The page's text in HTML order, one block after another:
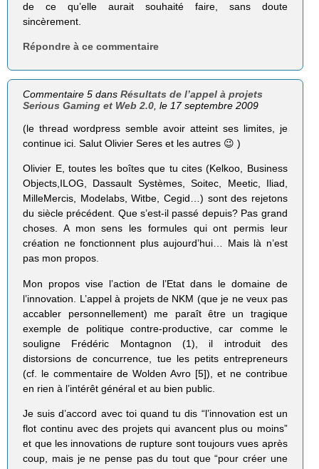
de ce qu’elle aurait souhaité faire, sans doute
sincèrement.
Répondre à ce commentaire
Commentaire 5 dansRésultats de l’appel à projets
Serious Gaming et Web 2.0, le 17 septembre 2009
(le thread wordpress semble avoir atteint ses limites, je
continue ici. Salut Olivier Seres et les autres 😉 )
Olivier E, toutes les boîtes que tu cites (Kelkoo, Business
Objects,ILOG, Dassault Systèmes, Soitec, Meetic, Iliad,
MilleMercis, Modelabs, Witbe, Cegid…) sont des rejetons
du siècle précédent. Que s’est-il passé depuis? Pas grand
choses. A mon sens les formules qui ont permis leur
création ne fonctionnent plus aujourd’hui… Mais là n’est
pas mon propos.
Mon propos vise l’action de l’Etat dans le domaine de
l’innovation. L’appel à projets de NKM (que je ne veux pas
accabler personnellement) me paraît être un tragique
exemple de politique contre-productive, car comme le
souligne Frédéric Montagnon (1), il introduit des
distorsions de concurrence, tue les petits entrepreneurs
(cf. le commentaire de Wolden Avro [5]), et ne contribue
en rien à l’intérêt général et au bien public.
Je suis d’accord avec toi quand tu dis “l’innovation est un
flot continu avec des projets qui avancent plus ou moins”
et que les innovations de rupture sont toujours vues après
coup, mais je ne pense pas du tout que “pour créer une